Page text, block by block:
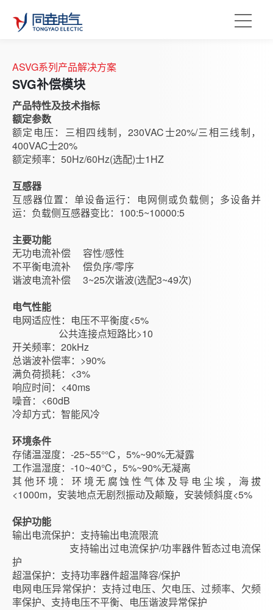
ASVG系列产品解决方案
SVG补偿模块
产品特性及技术指标
额定参数
额定电压：三相四线制，230VAC士20%/三相三线制，
400VAC士20%
额定频率：50Hz/60Hz(选配)士1HZ
互感器
互感器位置：单设备运行：电网侧或负载侧；多设备并
运：负载侧互感器变比：100:5~10000:5
主要功能
无功电流补偿 容性/感性
不平衡电流补 偿负序/零序
谐波电流补偿 3~25次谐波(选配3~49次)
电气性能
电网适应性：电压不平衡度<5%
公共连接点短路比>10
开关频率：20kHz
总谐波补偿率：>90%
满负荷损耗：<3%
响应时间：<40ms
噪音：<60dB
冷却方式：智能风冷
环境条件
存储温湿度：-25~55°℃，5%~90%无凝露
工作温湿度：-10~40℃，5%~90%无凝离
其他环境：环境无腐蚀性气体及导电尘埃，海拔
<1000m，安装地点无剧烈振动及颠簸，安装倾斜度<5%
保护功能
输出电流保护：支持输出电流限流
支持输出过电流保护/功率器件暂态过电流保
护
超温保护：支持功率器件超温降容/保护
电网电压异常保护：支持过电压、欠电压、过频率、欠频
率保护、支持电压不平衡、电压谐波异常保护